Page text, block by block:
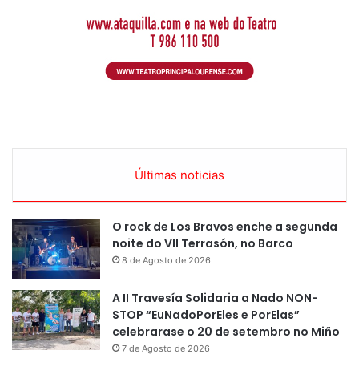
Últimas noticias
O rock de Los Bravos enche a segunda
noite do VII Terrasón, no Barco
8 de Agosto de 2026
A II Travesía Solidaria a Nado NON-
STOP “EuNadoPorEles e PorElas”
celebrarase o 20 de setembro no Miño
7 de Agosto de 2026